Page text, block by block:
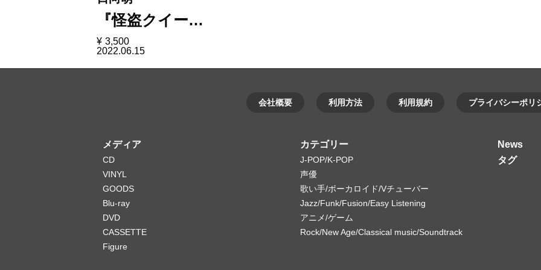
『怪盗クイー…
¥ 3,500
2022.06.15
会社概要 利用方法 利用規約 プライバシーポリ
メディア
CD
VINYL
GOODS
Blu-ray
DVD
CASSETTE
Figure
カテゴリー
J-POP/K-POP
声優
歌い手/ボーカロイド/Vチューバー
Jazz/Funk/Fusion/Easy Listening
アニメ/ゲーム
Rock/New Age/Classical music/Soundtrack
News
タグ